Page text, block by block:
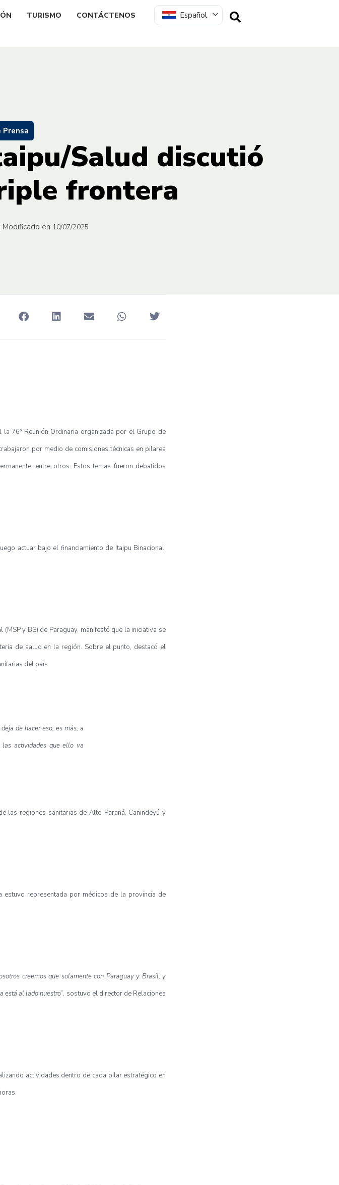
TURISMO CONTÁCTENOS Español
Prensa
Salud discutió
frontera
| Modificado en 10/07/2025
76ª Reunión Ordinaria organizada por el Grupo de
por medio de comisiones técnicas en pilares
entre otros. Estos temas fueron debatidos
actuar bajo el financiamiento de Itaipu Binacional,
y BS) de Paraguay, manifestó que la iniciativa se
de salud en la región. Sobre el punto, destacó el
del país.
de hacer eso; es más, a
actividades que ello va
las regiones sanitarias de Alto Paraná, Canindeyú y
representada por médicos de la provincia de
creemos que solamente con Paraguay y Brasil, y
está al lado nuestro”, sostuvo el director de Relaciones
actividades dentro de cada pilar estratégico en